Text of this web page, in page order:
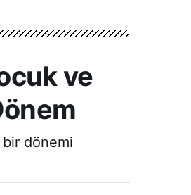
ve
bir dönemi